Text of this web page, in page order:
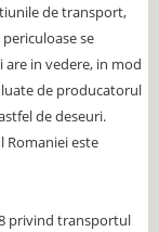
de transport,
se
in vedere, in mod
de producatorul
de deseuri.
Romaniei este
privind transportul